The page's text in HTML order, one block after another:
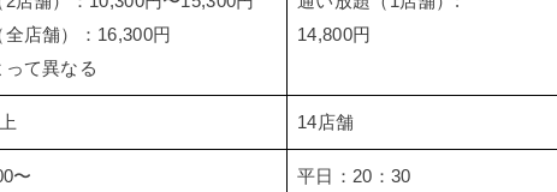
店舗）：16,300円
て異なる
14,800円
14店舗
〜
平日：20：30